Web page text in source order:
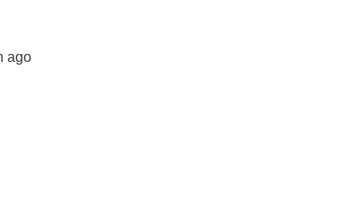
ago